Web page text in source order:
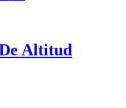
Altitud